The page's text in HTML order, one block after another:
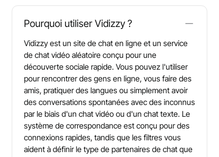
Pourquoi utiliser Vidizzy ?
Vidizzy est un site de chat en ligne et un service
de chat vidéo aléatoire conçu pour une
découverte sociale rapide. Vous pouvez l'utiliser
pour rencontrer des gens en ligne, vous faire des
amis, pratiquer des langues ou simplement avoir
des conversations spontanées avec des inconnus
par le biais d'un chat vidéo ou d'un chat texte. Le
système de correspondance est conçu pour des
connexions rapides, tandis que les filtres vous
aident à définir le type de partenaires de chat que